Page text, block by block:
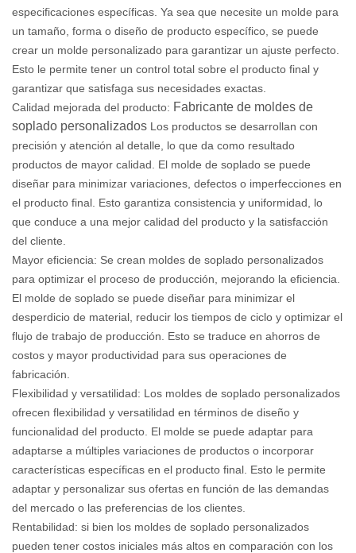
especificaciones específicas. Ya sea que necesite un molde para
un tamaño, forma o diseño de producto específico, se puede
crear un molde personalizado para garantizar un ajuste perfecto.
Esto le permite tener un control total sobre el producto final y
garantizar que satisfaga sus necesidades exactas.
Calidad mejorada del producto: Fabricante de moldes de
soplado personalizados Los productos se desarrollan con
precisión y atención al detalle, lo que da como resultado
productos de mayor calidad. El molde de soplado se puede
diseñar para minimizar variaciones, defectos o imperfecciones en
el producto final. Esto garantiza consistencia y uniformidad, lo
que conduce a una mejor calidad del producto y la satisfacción
del cliente.
Mayor eficiencia: Se crean moldes de soplado personalizados
para optimizar el proceso de producción, mejorando la eficiencia.
El molde de soplado se puede diseñar para minimizar el
desperdicio de material, reducir los tiempos de ciclo y optimizar el
flujo de trabajo de producción. Esto se traduce en ahorros de
costos y mayor productividad para sus operaciones de
fabricación.
Flexibilidad y versatilidad: Los moldes de soplado personalizados
ofrecen flexibilidad y versatilidad en términos de diseño y
funcionalidad del producto. El molde se puede adaptar para
adaptarse a múltiples variaciones de productos o incorporar
características específicas en el producto final. Esto le permite
adaptar y personalizar sus ofertas en función de las demandas
del mercado o las preferencias de los clientes.
Rentabilidad: si bien los moldes de soplado personalizados
pueden tener costos iniciales más altos en comparación con los